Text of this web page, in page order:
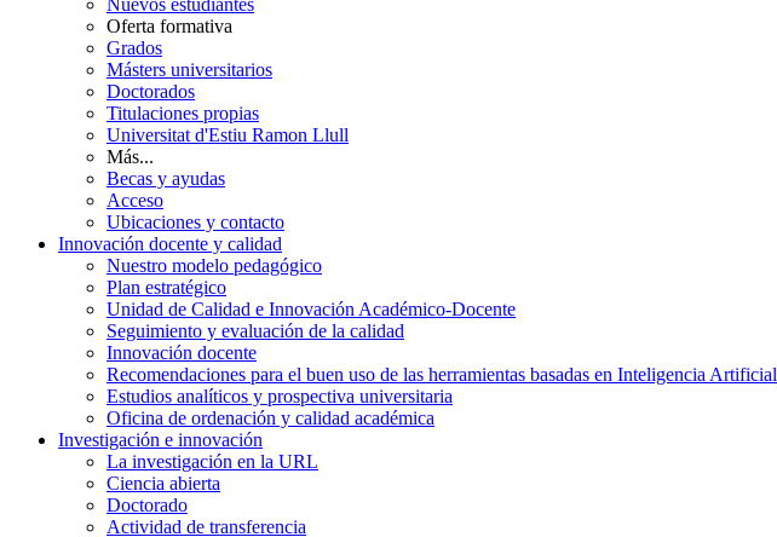
Oferta formativa
Grados
Másters universitarios
Doctorados
Titulaciones propias
Universitat d'Estiu Ramon Llull
Más...
Becas y ayudas
Acceso
Ubicaciones y contacto
Innovación docente y calidad
Nuestro modelo pedagógico
Plan estratégico
Unidad de Calidad e Innovación Académico-Docente
Seguimiento y evaluación de la calidad
Innovación docente
Recomendaciones para el buen uso de las herramientas basadas en Inteligencia Artificial
Estudios analíticos y prospectiva universitaria
Oficina de ordenación y calidad académica
Investigación e innovación
La investigación en la URL
Ciencia abierta
Doctorado
Actividad de transferencia